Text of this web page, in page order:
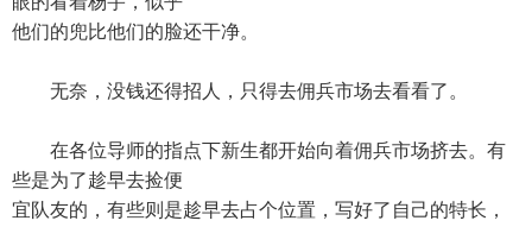
他们的兜比他们的脸还干净。
无奈，没钱还得招人，只得去佣兵市场去看看了。
在各位导师的指点下新生都开始向着佣兵市场挤去。有
些是为了趁早去捡便
宜队友的，有些则是趁早去占个位置，写好了自己的特长，